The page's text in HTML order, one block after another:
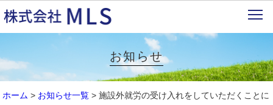
お知らせ
ホーム > お知らせ一覧 > 施設外就労の受け入れをしていただくことに